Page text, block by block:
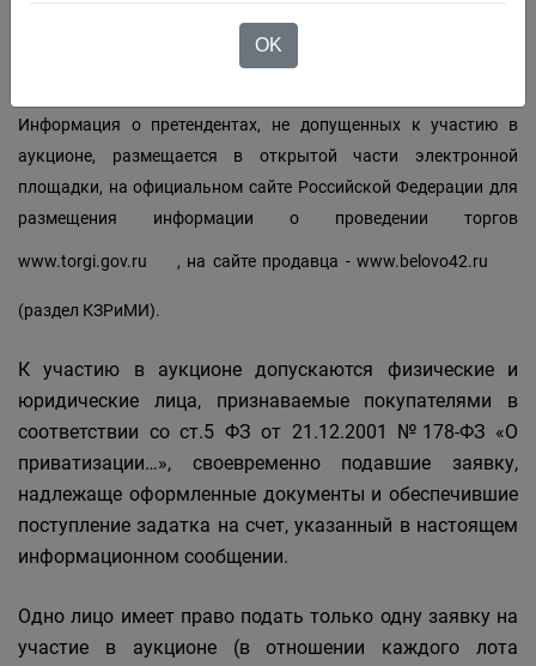
участниками аукциона или об отказе в признании
участниками аукциона с указанием оснований отказа.
Информация о претендентах, не допущенных к участию в
аукционе, размещается в открытой части электронной
площадки, на официальном сайте Российской Федерации для
размещения информации о проведении торгов
www.torgi.gov.ru , на сайте продавца - www.belovo42.ru
(раздел КЗРиМИ).
К участию в аукционе допускаются физические и
юридические лица, признаваемые покупателями в
соответствии со ст.5 ФЗ от 21.12.2001 №178-ФЗ «О
приватизации…», своевременно подавшие заявку,
надлежаще оформленные документы и обеспечившие
поступление задатка на счет, указанный в настоящем
информационном сообщении.
Одно лицо имеет право подать только одну заявку на
участие в аукционе (в отношении каждого лота
OK